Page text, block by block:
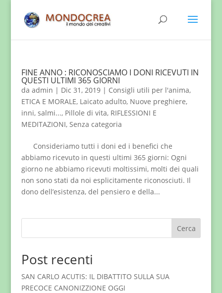
FINE ANNO : RICONOSCIAMO I DONI RICEVUTI IN
QUESTI ULTIMI 365 GIORNI
da admin | Dic 31, 2019| Consigli utili per l'anima,
ETICA E MORALE, Laicato adulto, Nuove preghiere,
inni, salmi..., Pillole di vita, RIFLESSIONI E
MEDITAZIONI, Senza categoria
Consideriamo tutti i doni ed i benefici che
abbiamo ricevuto in questi ultimi 365 giorni: Ogni
giorno ne abbiamo ricevuti moltissimi, molti dei quali
non sono stati da noi esplicitamente riconosciuti. Il
dono dell’esistenza, del pensiero e della...
Cerca
Post recenti
SAN CARLO ACUTIS: IL DIBATTITO SULLA SUA
PRECOCE CANONIZZIONE OGGI